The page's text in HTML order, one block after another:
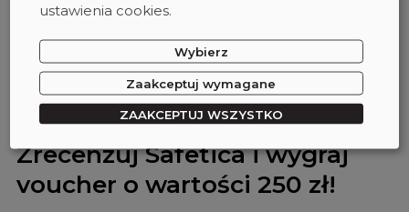
netto w porównaniu do zakupu osobnych szkoleń!
PROMOCJA / KONKURS SZKOLENIA IT
01 lipca 2025
Zrecenzuj Safetica i wygraj
voucher o wartości 250 zł!
ustawienia cookies.
Wybierz
Zaakceptuj wymagane
ZAAKCEPTUJ WSZYSTKO